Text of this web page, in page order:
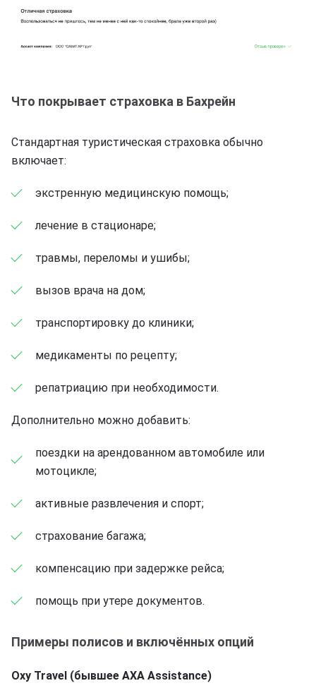
Что покрывает страховка в Бахрейн
Стандартная туристическая страховка обычно
включает:
экстренную медицинскую помощь;
лечение в стационаре;
травмы, переломы и ушибы;
вызов врача на дом;
транспортировку до клиники;
медикаменты по рецепту;
репатриацию при необходимости.
Дополнительно можно добавить:
поездки на арендованном автомобиле или
мотоцикле;
активные развлечения и спорт;
страхование багажа;
компенсацию при задержке рейса;
помощь при утере документов.
Примеры полисов и включённых опций
Oxy Travel (бывшее AXA Assistance)